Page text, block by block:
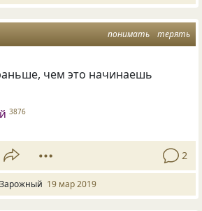
понимать терять
, чем это начинаешь
3876
2
19 мар 2019